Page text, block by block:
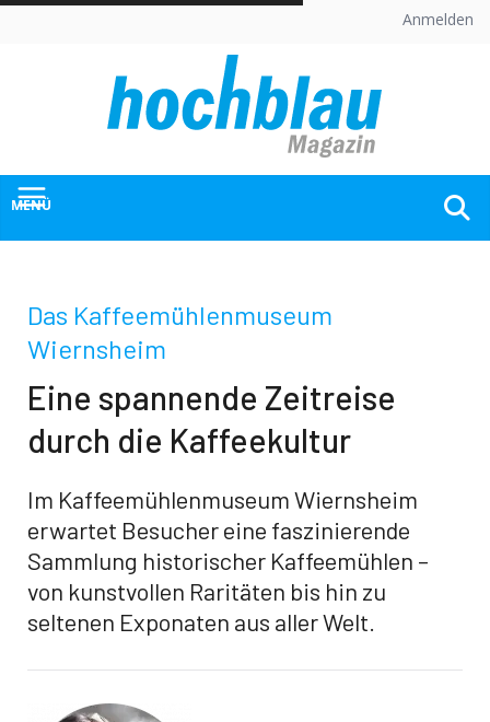
Skip
Anmelden
MENÜ
Das Kaffeemühlenmuseum
Wiernsheim
Eine spannende Zeitreise
durch die Kaffeekultur
Im Kaffeemühlenmuseum Wiernsheim
erwartet Besucher eine faszinierende
Sammlung historischer Kaffeemühlen –
von kunstvollen Raritäten bis hin zu
seltenen Exponaten aus aller Welt.